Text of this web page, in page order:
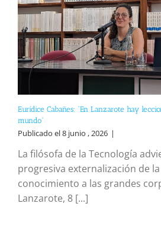
Eurídice Cabañes: “En Lanzarote hay
mundo”
Publicado el 8 junio , 2026 |
La filósofa de la Tecnología
progresiva externalización de
conocimiento a las grandes
Lanzarote, 8 [...]